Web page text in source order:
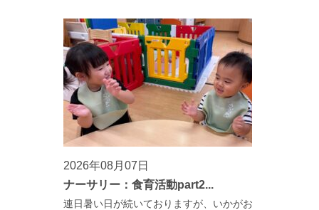
2026年08月07日
ナーサリー：食育活動part2...
連日暑い日が続いておりますが、いかがお